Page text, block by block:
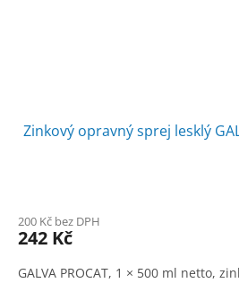
Zinkový opravný sprej lesklý
200 Kč bez DPH
242 Kč
GALVA PROCAT, 1 × 500 ml netto,